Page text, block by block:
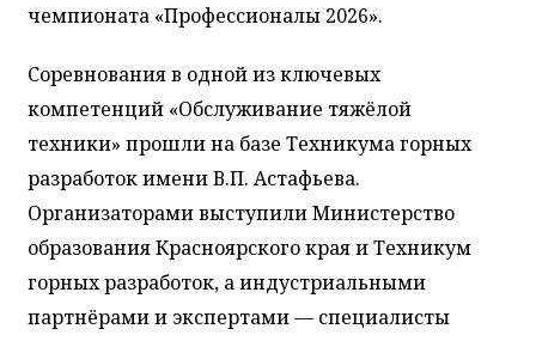
чемпионата «Профессионалы 2026».
Соревнования в одной из ключевых
компетенций «Обслуживание тяжёлой
техники» прошли на базе Техникума горных
разработок имени В.П. Астафьева.
Организаторами выступили Министерство
образования Красноярского края и Техникум
горных разработок, а индустриальными
партнёрами и экспертами — специалисты